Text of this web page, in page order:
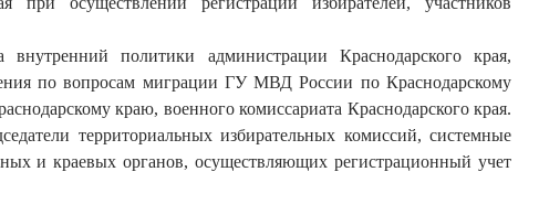
политики администрации Краснодарского края,
по вопросам миграции ГУ МВД России по Краснодарскому
краю, военного комиссариата Краснодарского края.
территориальных избирательных комиссий, системные
и краевых органов, осуществляющих регистрационный учет